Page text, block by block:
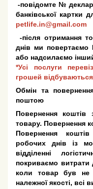
-повідомте №
банківської картки
petlife.in@gmail.com
-після отримання
днів ми повертаємо
або надсилаємо
*Усі послуги
грошей
Обмін та
поштою
Повернення коштів
товару. Повернення
Повернення
робочих днів із
відділенні
покриваємо
коли товар був не
належної якості, всі